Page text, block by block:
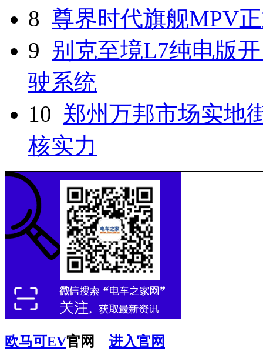
8 尊界时代旗舰MPV
9 别克至境L7纯电版
驶系统
10 郑州万邦市场实地
核实力
欧马可EV官网 进入官网